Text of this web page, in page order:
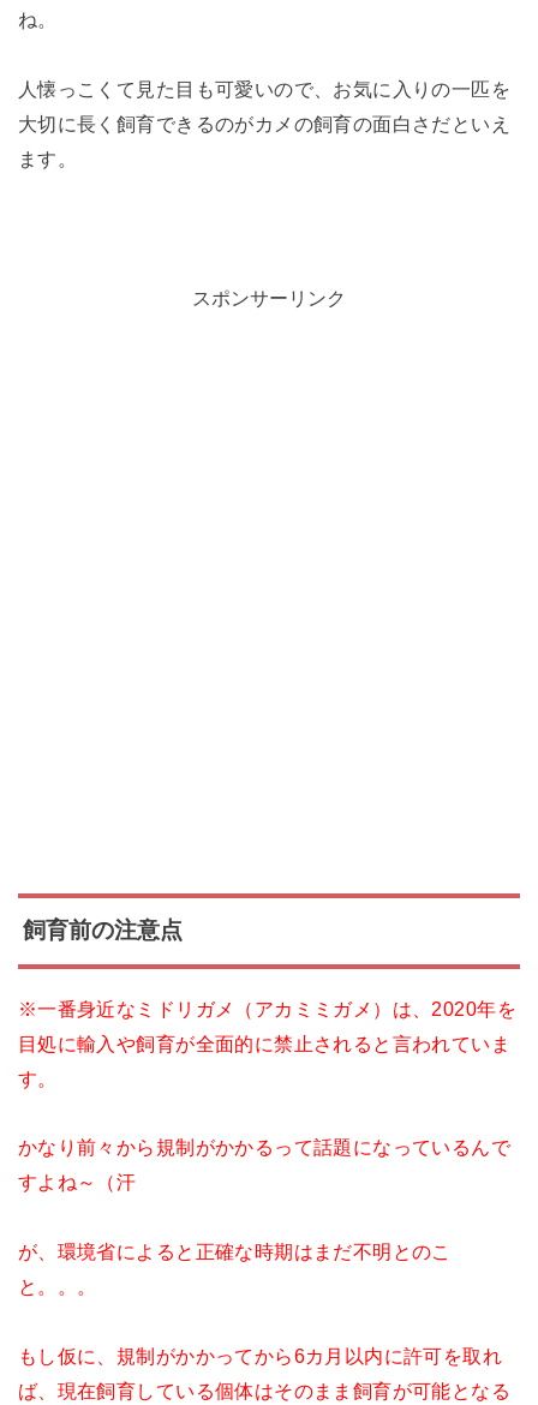
ね。
人懐っこくて見た目も可愛いので、お気に入りの一匹を
大切に長く飼育できるのがカメの飼育の面白さだといえ
ます。
スポンサーリンク
飼育前の注意点
※一番身近なミドリガメ（アカミミガメ）は、2020年を
目処に輸入や飼育が全面的に禁止されると言われていま
す。
かなり前々から規制がかかるって話題になっているんで
すよね～（汗
が、環境省によると正確な時期はまだ不明とのこ
と。。。
もし仮に、規制がかかってから6カ月以内に許可を取れ
ば、現在飼育している個体はそのまま飼育が可能となる